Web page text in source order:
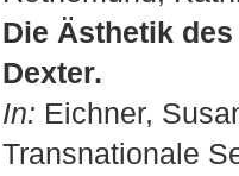
Die Ästhetik
Dexter.
In: Eichner,
Transnationale